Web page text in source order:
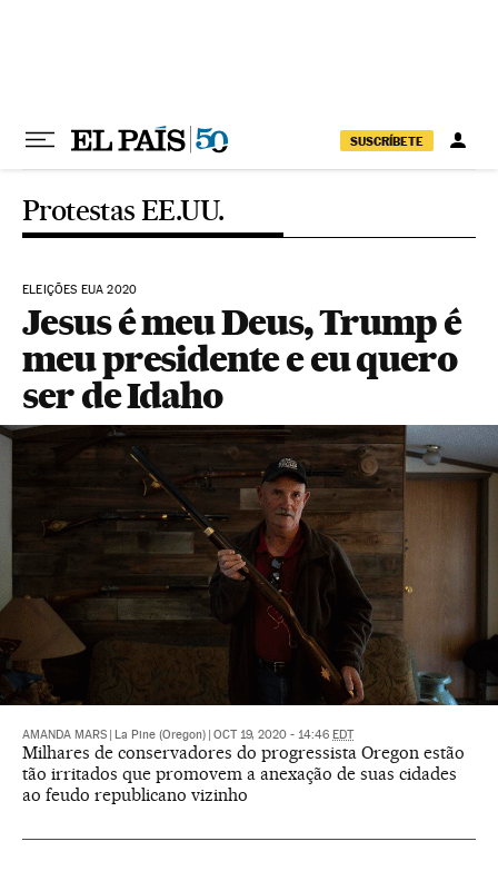
SUSCRÍBETE
Protestas EE.UU.
ELEIÇÕES EUA 2020
Jesus é meu Deus, Trump é
meu presidente e eu quero
ser de Idaho
AMANDA MARS La Pine (Oregon) OCT 19, 2020 - 14:46 EDT
Milhares de conservadores do progressista Oregon estão
tão irritados que promovem a anexação de suas cidades
ao feudo republicano vizinho